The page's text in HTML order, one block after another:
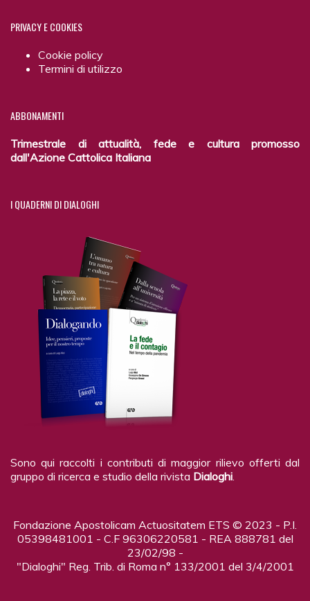
PRIVACYE COOKIES
Cookie policy
Termini di utilizzo
ABBONAMENTI
Trimestrale di attualità, fede e cultura promosso
dall'Azione Cattolica Italiana
IQUADERNI DI DIALOGHI
Sono qui raccolti i contributi di maggior rilievo offerti dal
gruppo di ricerca e studio della rivista Dialoghi
Fondazione Apostolicam Actuositatem ETS © 2023 - P.I.
05398481001 - C.F 96306220581 - REA 888781 del
23/02/98 -
"Dialoghi" Reg. Trib. di Roma n° 133/2001 del 3/4/2001